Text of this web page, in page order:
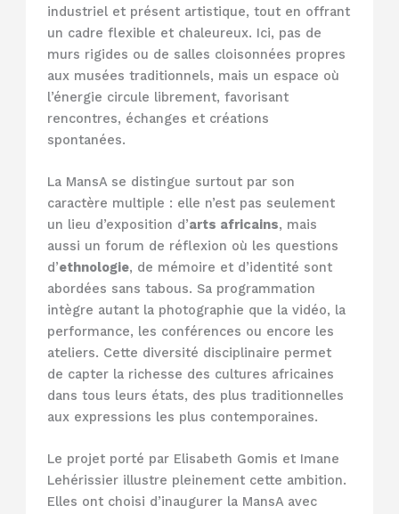
industriel et présent artistique, tout en offrant
un cadre flexible et chaleureux. Ici, pas de
murs rigides ou de salles cloisonnées propres
aux musées traditionnels, mais un espace où
l’énergie circule librement, favorisant
rencontres, échanges et créations
spontanées.
La MansA se distingue surtout par son
caractère multiple : elle n’est pas seulement
un lieu d’exposition d’arts africains, mais
aussi un forum de réflexion où les questions
d’ethnologie, de mémoire et d’identité sont
abordées sans tabous. Sa programmation
intègre autant la photographie que la vidéo, la
performance, les conférences ou encore les
ateliers. Cette diversité disciplinaire permet
de capter la richesse des cultures africaines
dans tous leurs états, des plus traditionnelles
aux expressions les plus contemporaines.
Le projet porté par Elisabeth Gomis et Imane
Lehérissier illustre pleinement cette ambition.
Elles ont choisi d’inaugurer la MansA avec